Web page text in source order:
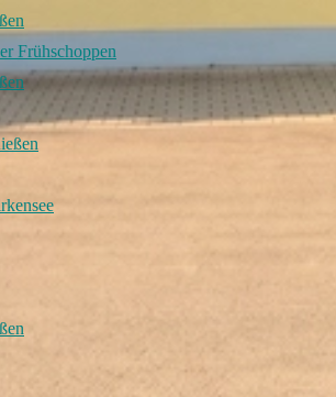
Frühschoppen